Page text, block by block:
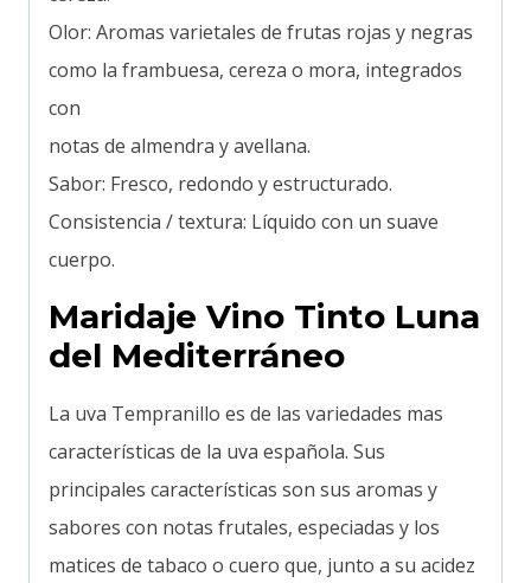
Olor: Aromas varietales de frutas rojas y negras
como la frambuesa, cereza o mora, integrados
con
notas de almendra y avellana.
Sabor: Fresco, redondo y estructurado.
Consistencia / textura: Líquido con un suave
cuerpo.
Maridaje Vino Tinto Luna
del Mediterráneo
La uva Tempranillo es de las variedades mas
características de la uva española. Sus
principales características son sus aromas y
sabores con notas frutales, especiadas y los
matices de tabaco o cuero que, junto a su acidez